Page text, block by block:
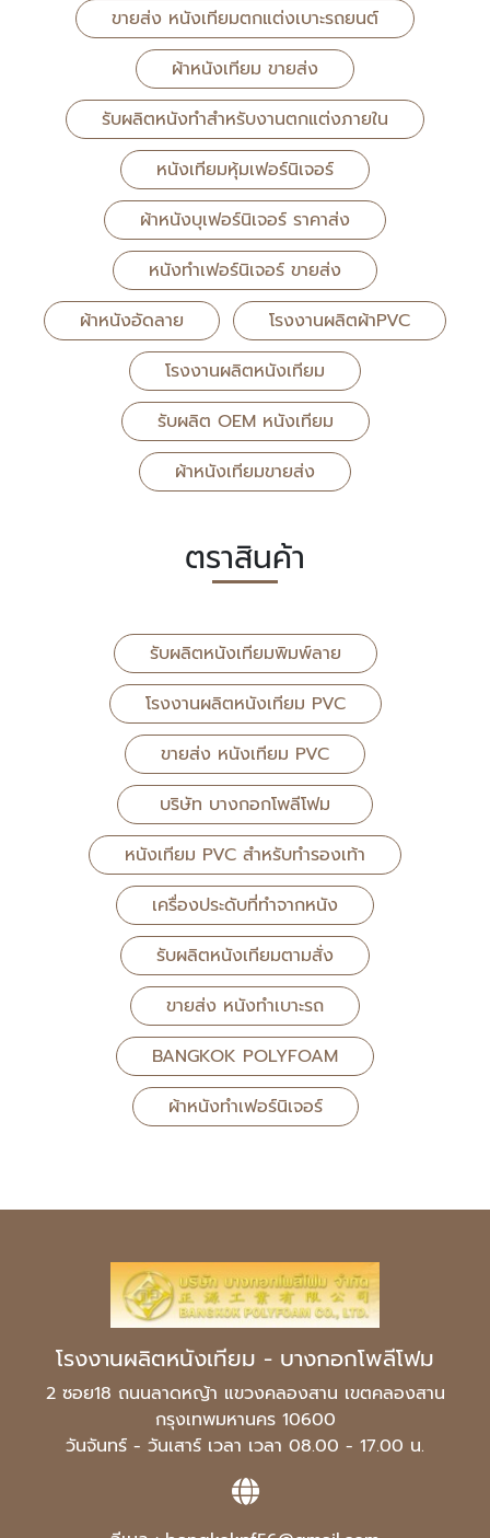
ขายส่ง หนังเทียมตกแต่งเบาะรถยนต์
ผ้าหนังเทียม ขายส่ง
รับผลิตหนังทำสำหรับงานตกแต่งภายใน
หนังเทียมหุ้มเฟอร์นิเจอร์
ผ้าหนังบุเฟอร์นิเจอร์ ราคาส่ง
หนังทำเฟอร์นิเจอร์ ขายส่ง
ผ้าหนังอัดลาย
โรงงานผลิตผ้าPVC
โรงงานผลิตหนังเทียม
รับผลิต OEM หนังเทียม
ผ้าหนังเทียมขายส่ง
ตราสินค้า
รับผลิตหนังเทียมพิมพ์ลาย
โรงงานผลิตหนังเทียม PVC
ขายส่ง หนังเทียม PVC
บริษัท บางกอกโพลีโฟม
หนังเทียม PVC สำหรับทำรองเท้า
เครื่องประดับที่ทำจากหนัง
รับผลิตหนังเทียมตามสั่ง
ขายส่ง หนังทำเบาะรถ
BANGKOK POLYFOAM
ผ้าหนังทำเฟอร์นิเจอร์
โรงงานผลิตหนังเทียม - บางกอกโพลีโฟม
2 ซอย18 ถนนลาดหญ้า แขวงคลองสาน เขตคลองสาน
กรุงเทพมหานคร 10600
วันจันทร์ - วันเสาร์ เวลา เวลา 08.00 - 17.00 น.